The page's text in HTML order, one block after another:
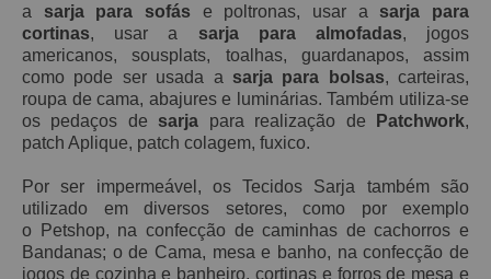
a sarja para sofás e poltronas, usar a sarja para
cortinas, usar a sarja para almofadas, jogos
americanos, sousplats, toalhas, guardanapos, assim
como pode ser usada a sarja para bolsas, carteiras,
roupa de cama, abajures e luminárias. Também utiliza-se
os pedaços de sarja para realização de Patchwork,
patch Aplique, patch colagem, fuxico.
Por ser impermeável, os Tecidos Sarja também são
utilizado em diversos setores, como por exemplo
o Petshop, na confecção de caminhas de cachorros e
Bandanas; o de Cama, mesa e banho, na confecção de
jogos de cozinha e banheiro, cortinas e forros de mesa e